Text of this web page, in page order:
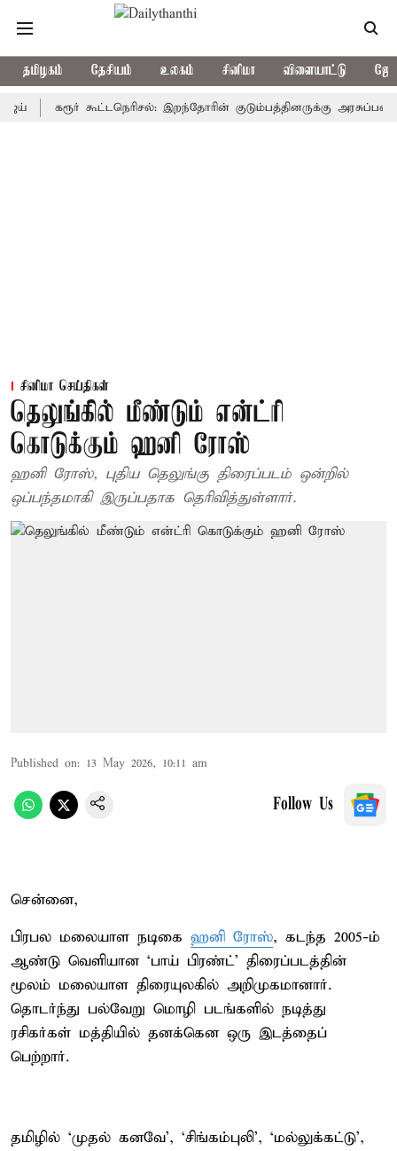
தமிழகம் தேசியம் உலகம் சினிமா விளையாட்டு
கரூர் கூட்டநெரிசல்: இறந்தோரின் குடும்பத்தினருக்கு அரசுப்பணி
சினிமா செய்திகள்
தெலுங்கில் மீண்டும் என்ட்ரி
கொடுக்கும் ஹனி ரோஸ்
ஹனி ரோஸ், புதிய தெலுங்கு திரைப்படம் ஒன்றில்
ஒப்பந்தமாகி இருப்பதாக தெரிவித்துள்ளார்.
Published on: 13 May 2026, 10:11 am
Follow Us
சென்னை,
பிரபல மலையாள நடிகை ஹனி ரோஸ், கடந்த 2005-ம்
ஆண்டு வெளியான ‘பாய் பிரண்ட்’ திரைப்படத்தின்
மூலம் மலையாள திரையுலகில் அறிமுகமானார்.
தொடர்ந்து பல்வேறு மொழி படங்களில் நடித்து
ரசிகர்கள் மத்தியில் தனக்கென ஒரு இடத்தைப்
பெற்றார்.
தமிழில் ‘முதல் கனவே’, ‘சிங்கம்புலி’, ‘மல்லுக்கட்டு’,